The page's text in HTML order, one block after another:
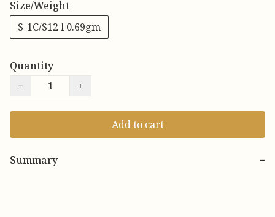
Size/Weight
S-1C/S12 l 0.69gm
Quantity
−
+
Add to cart
Summary −